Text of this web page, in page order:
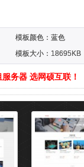
模板颜色： 蓝色
模板大小：18695KB
务器 选网硕互联！